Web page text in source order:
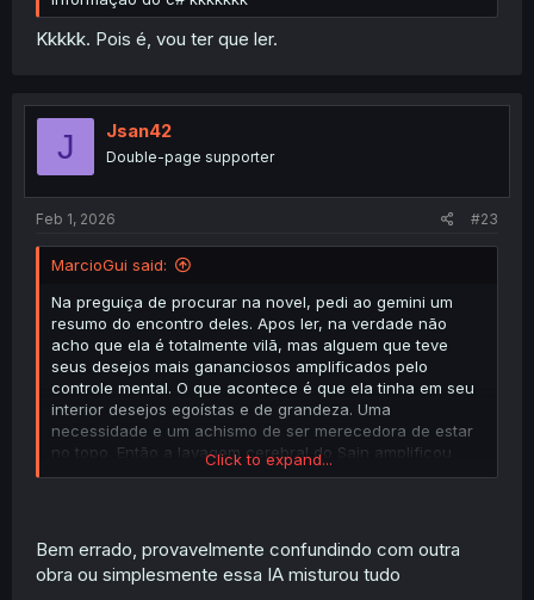
Kkkkk. Pois é, vou ter que ler.
J Jsan42
Double-page supporter
Feb 1, 2026 #23
MarcioGui said:
Na preguiça de procurar na novel, pedi ao gemini um
resumo do encontro deles. Apos ler, na verdade não
acho que ela é totalmente vilã, mas alguem que teve
seus desejos mais gananciosos amplificados pelo
controle mental. O que acontece é que ela tinha em seu
interior desejos egoístas e de grandeza. Uma
necessidade e um achismo de ser merecedora de estar
no topo. Então a lavagem cerebral do Sain amplificou
esse sentimento de querer ser grandiosa e reconhecida.
sonhos de grandeza. Então ela nao era vilã, mas tambem
nao era uma santa. O que quero dizer é, mesmo que ela
Click to expand...
Bem errado, provavelmente confundindo com outra
obra ou simplesmente essa IA misturou tudo